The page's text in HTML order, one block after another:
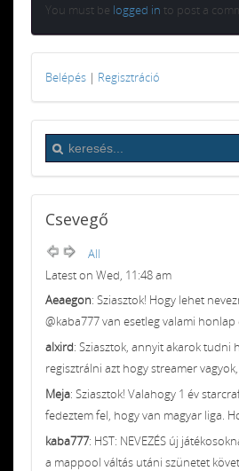
You must be logged in to post a
Belépés | Regisztráció
Csevegő
All
Latest on Wed, 11:48 am
Aeaegon: Sziasztok! Hogy lehet
@kaba777 van esetleg valami honlap
alxird: Sziasztok, annyit akarok tudni
regisztrálni azt hogy streamer
Meja: Sziasztok! Valahogy 1 év
fedeztem fel, hogy van magyar liga.
kaba777: HST: NEVEZÉS új
a mappool váltás utáni szünetet